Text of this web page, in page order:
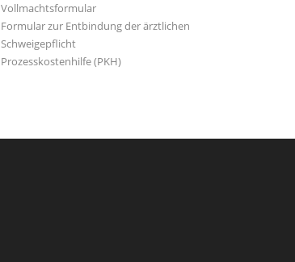
Vollmachtsformular
Formular zur Entbindung der ärztlichen
Schweigepflicht
Prozesskostenhilfe (PKH)